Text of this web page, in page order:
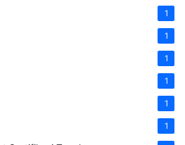
1
1
1
1
1
1